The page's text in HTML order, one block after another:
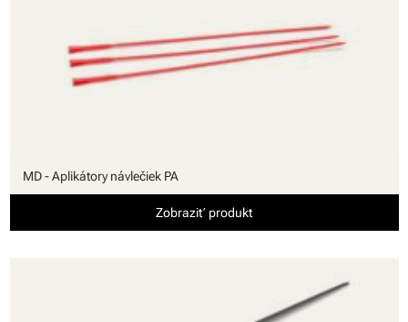
MD - Aplikátory návlečiek PA
Zobraziť produkt